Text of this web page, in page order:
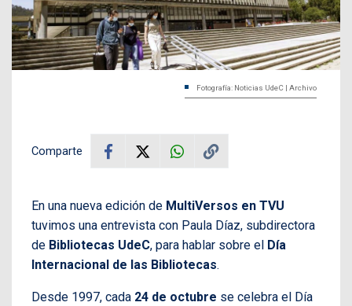
Fotografía: Noticias UdeC | Archivo
Comparte
En una nueva edición de MultiVersos en TVU
tuvimos una entrevista con Paula Díaz, subdirectora
de Bibliotecas UdeC, para hablar sobre el Día
Internacional de las Bibliotecas.
Desde 1997, cada 24 de octubre se celebra el Día